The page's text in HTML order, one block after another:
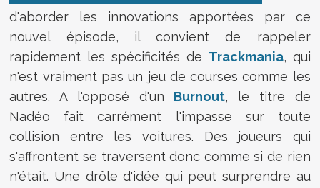
d'aborder les innovations apportées par ce
nouvel épisode, il convient de rappeler
rapidement les spécificités de Trackmania, qui
n'est vraiment pas un jeu de courses comme les
autres. A l'opposé d'un Burnout, le titre de
Nadéo fait carrément l'impasse sur toute
collision entre les voitures. Des joueurs qui
s'affrontent se traversent donc comme si de rien
n'était. Une drôle d'idée qui peut surprendre au